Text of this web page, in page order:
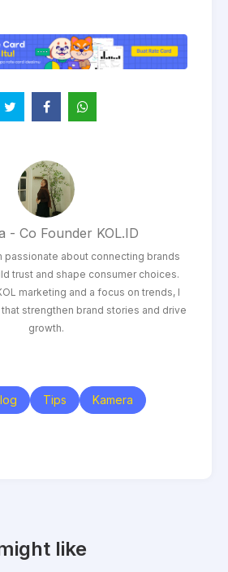
- Co Founder KOL.ID
passionate about connecting brands
trust and shape consumer choices.
marketing and a focus on trends, I
strengthen brand stories and drive
growth.
Tips Kamera
like